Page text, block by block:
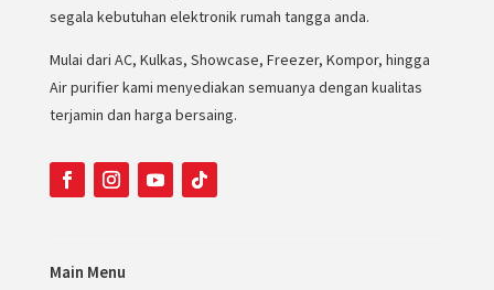
segala kebutuhan elektronik rumah tangga anda.
Mulai dari AC, Kulkas, Showcase, Freezer, Kompor, hingga
Air purifier kami menyediakan semuanya dengan kualitas
terjamin dan harga bersaing.
Main Menu